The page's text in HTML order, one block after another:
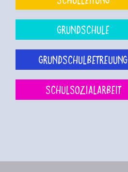
Grundschule
Grundschulbetreuung
Schulsozialarbeit